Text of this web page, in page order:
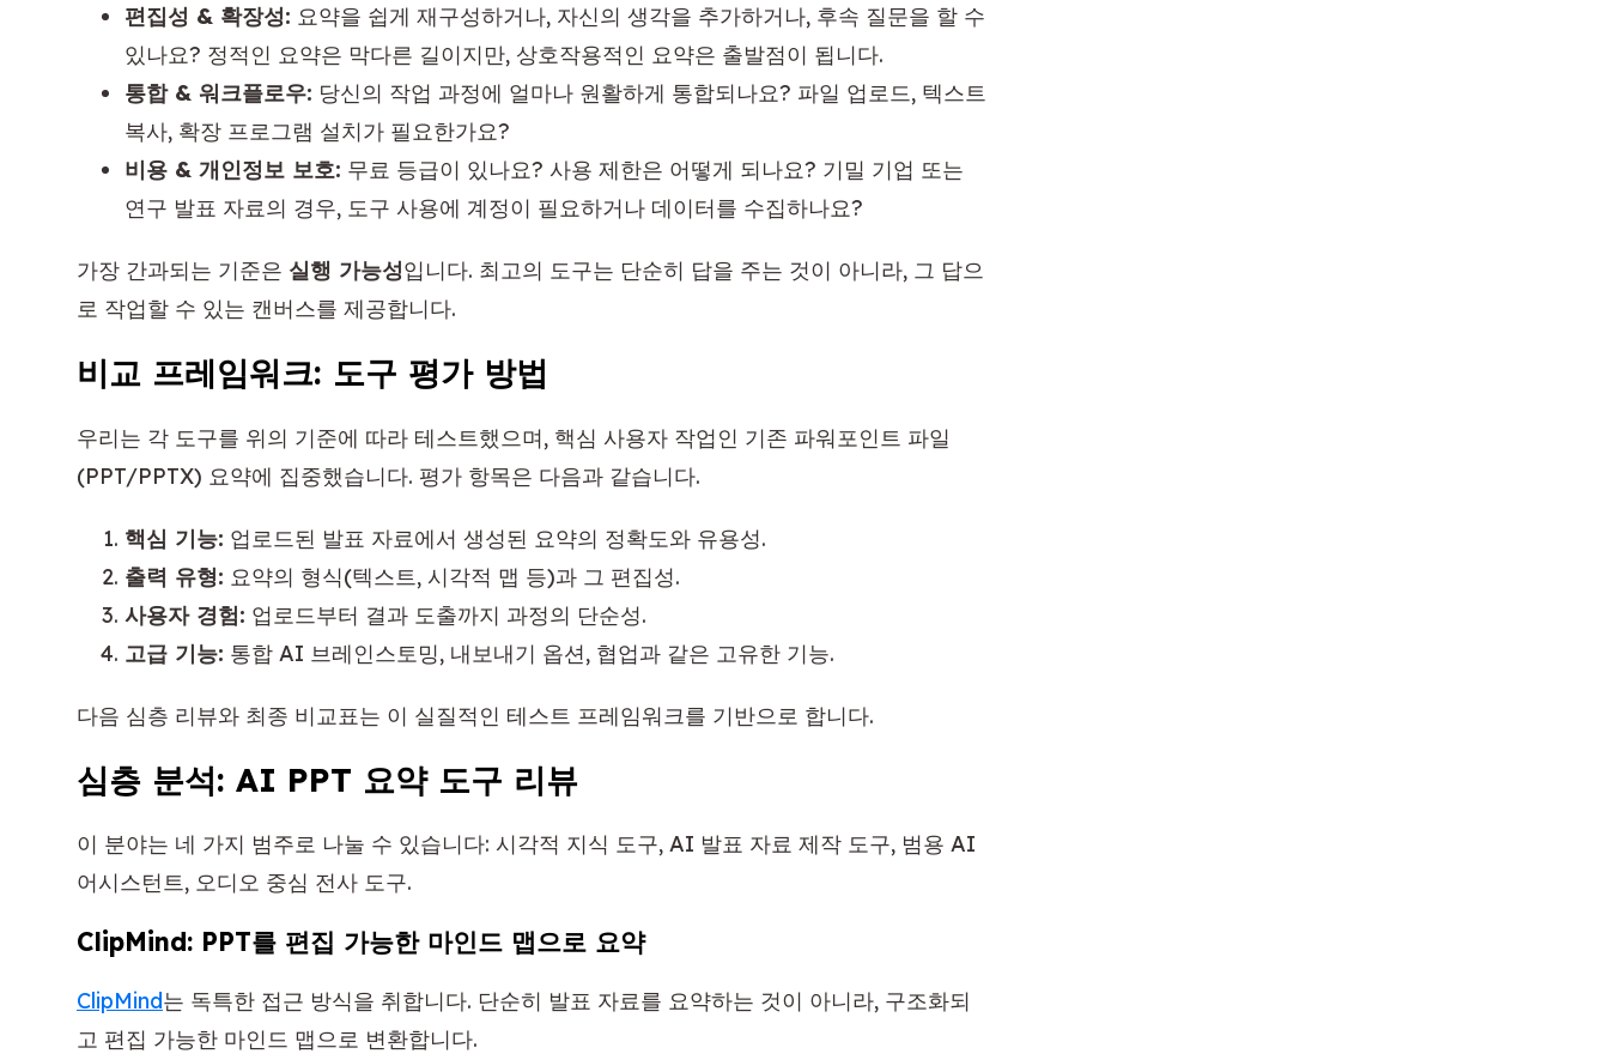
편집성 & 확장성: 요약을 쉽게 재구성하거나, 자신의 생각을 추가하거나, 후속 질문을 할 수
있나요? 정적인 요약은 막다른 길이지만, 상호작용적인 요약은 출발점이 됩니다.
통합 & 워크플로우: 당신의 작업 과정에 얼마나 원활하게 통합되나요? 파일 업로드, 텍스트
복사, 확장 프로그램 설치가 필요한가요?
비용 & 개인정보 보호: 무료 등급이 있나요? 사용 제한은 어떻게 되나요? 기밀 기업 또는
연구 발표 자료의 경우, 도구 사용에 계정이 필요하거나 데이터를 수집하나요?
가장 간과되는 기준은 실행 가능성입니다. 최고의 도구는 단순히 답을 주는 것이 아니라, 그 답으
로 작업할 수 있는 캔버스를 제공합니다.
비교 프레임워크: 도구 평가 방법
우리는 각 도구를 위의 기준에 따라 테스트했으며, 핵심 사용자 작업인 기존 파워포인트 파일
(PPT/PPTX) 요약에 집중했습니다. 평가 항목은 다음과 같습니다.
핵심 기능: 업로드된 발표 자료에서 생성된 요약의 정확도와 유용성.
출력 유형: 요약의 형식(텍스트, 시각적 맵 등)과 그 편집성.
사용자 경험: 업로드부터 결과 도출까지 과정의 단순성.
고급 기능: 통합 AI 브레인스토밍, 내보내기 옵션, 협업과 같은 고유한 기능.
다음 심층 리뷰와 최종 비교표는 이 실질적인 테스트 프레임워크를 기반으로 합니다.
심층 분석: AI PPT 요약 도구 리뷰
이 분야는 네 가지 범주로 나눌 수 있습니다: 시각적 지식 도구, AI 발표 자료 제작 도구, 범용 AI
어시스턴트, 오디오 중심 전사 도구.
ClipMind: PPT를 편집 가능한 마인드 맵으로 요약
ClipMind는 독특한 접근 방식을 취합니다. 단순히 발표 자료를 요약하는 것이 아니라, 구조화되
고 편집 가능한 마인드 맵으로 변환합니다.